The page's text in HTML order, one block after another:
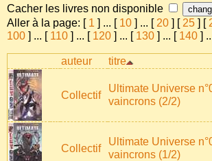
Cacher les livres non disponible
Aller à la page: [ 1 ] ... [ 10 ] ... [ 20 ] [ 25 ] [
100 ] ... [ 110 ] ... [ 120 ] ... [ 130 ] ... [ 140 ]
auteur titre
Collectif
Ultimate Universe
vaincrons (2/2)
Collectif
Ultimate Universe
vaincrons (1/2)